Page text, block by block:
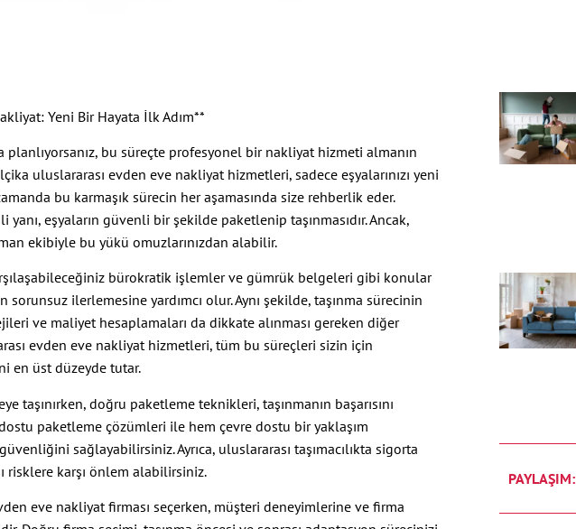
Yeni Bir Hayata İlk Adım**
planlıyorsanız, bu süreçte profesyonel bir nakliyat hizmeti almanın
uluslararası evden eve nakliyat hizmetleri, sadece eşyalarınızı yeni
bu karmaşık sürecin her aşamasında size rehberlik eder.
eşyaların güvenli bir şekilde paketlenip taşınmasıdır. Ancak,
ekibiyle bu yükü omuzlarınızdan alabilir.
bürokratik işlemler ve gümrük belgeleri gibi konular
ilerlemesine yardımcı olur. Aynı şekilde, taşınma sürecinin
ve maliyet hesaplamaları da dikkate alınması gereken diğer
evden eve nakliyat hizmetleri, tüm bu süreçleri sizin için
en üst düzeyde tutar.
taşınırken, doğru paketleme teknikleri, taşınmanın başarısını
paketleme çözümleri ile hem çevre dostu bir yaklaşım
sağlayabilirsiniz. Ayrıca, uluslararası taşımacılıkta sigorta
risklere karşı önlem alabilirsiniz.
eve nakliyat firması seçerken, müşteri deneyimlerine ve firma
PAYLAŞIM: